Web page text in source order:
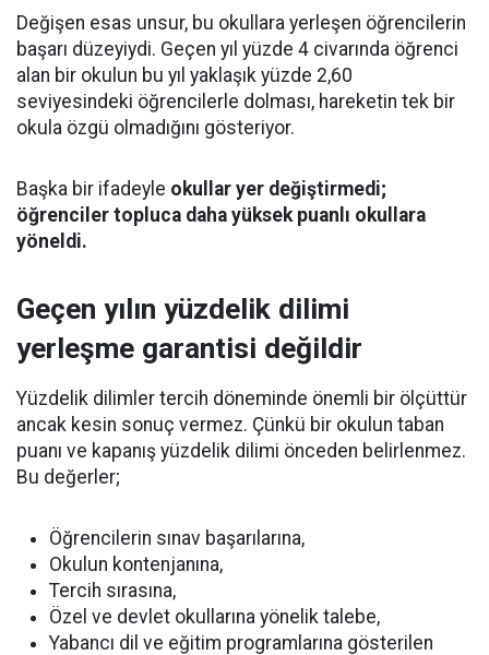
Değişen esas unsur, bu okullara yerleşen öğrencilerin
başarı düzeyiydi. Geçen yıl yüzde 4 civarında öğrenci
alan bir okulun bu yıl yaklaşık yüzde 2,60
seviyesindeki öğrencilerle dolması, hareketin tek bir
okula özgü olmadığını gösteriyor.
Başka bir ifadeyle okullar yer değiştirmedi;
öğrenciler topluca daha yüksek puanlı okullara
yöneldi.
Geçen yılın yüzdelik dilimi
yerleşme garantisi değildir
Yüzdelik dilimler tercih döneminde önemli bir ölçüttür
ancak kesin sonuç vermez. Çünkü bir okulun taban
puanı ve kapanış yüzdelik dilimi önceden belirlenmez.
Bu değerler;
Öğrencilerin sınav başarılarına,
Okulun kontenjanına,
Tercih sırasına,
Özel ve devlet okullarına yönelik talebe,
Yabancı dil ve eğitim programlarına gösterilen